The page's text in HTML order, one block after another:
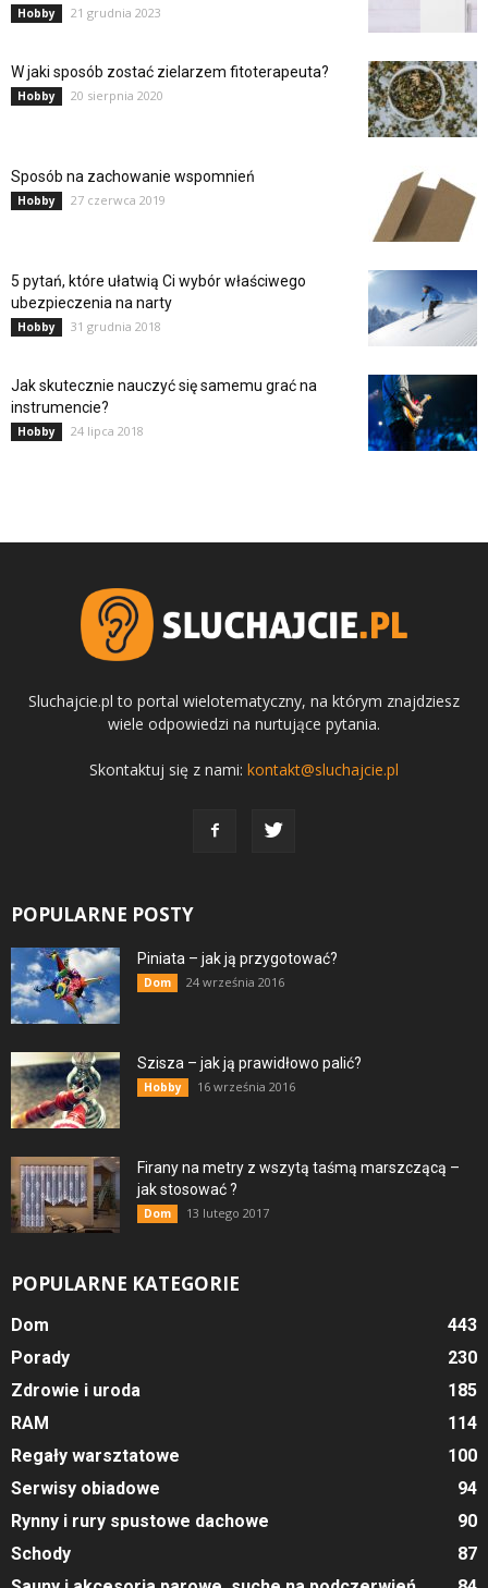
Hobby 21 grudnia 2023
W jaki sposób zostać zielarzem fitoterapeuta?
Hobby 20 sierpnia 2020
Sposób na zachowanie wspomnień
Hobby 27 czerwca 2019
5 pytań, które ułatwią Ci wybór właściwego
ubezpieczenia na narty
Hobby 31 grudnia 2018
Jak skutecznie nauczyć się samemu grać na
instrumencie?
Hobby 24 lipca 2018
Sluchajcie.pl to portal wielotematyczny, na którym znajdziesz
wiele odpowiedzi na nurtujące pytania.
Skontaktuj się z nami: kontakt@sluchajcie.pl
POPULARNE POSTY
Piniata – jak ją przygotować?
Dom 24 września 2016
Szisza – jak ją prawidłowo palić?
Hobby 16 września 2016
Firany na metry z wszytą taśmą marszczącą –
jak stosować ?
Dom 13 lutego 2017
POPULARNE KATEGORIE
Dom
443
Porady
230
Zdrowie i uroda
185
RAM
114
Regały warsztatowe
100
Serwisy obiadowe
94
Rynny i rury spustowe dachowe
90
Schody
87